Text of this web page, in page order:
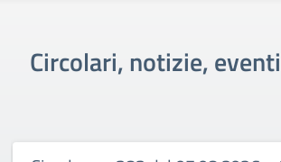
Circolari, notizie,